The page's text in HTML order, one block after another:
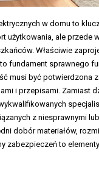
w domu to
użytkowania, ale przede
Właściwie
fundament sprawnego
musi być potwierdzona
i przepisami. Zamiast
z niesprawnymi
dobór materiałów,
zabezpieczeń to